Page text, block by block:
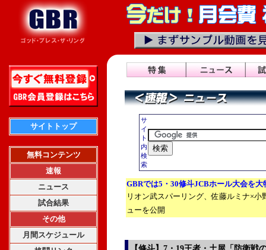
サイトトップ
無料コンテンツ
速報
ニュース
試合結果
その他
月間スケジュール
サ
イ
ト
内
検
索
GBRでは5・30修斗JCBホール大会を大
リオン武スパーリング、佐藤ルミナ×
ューを公開